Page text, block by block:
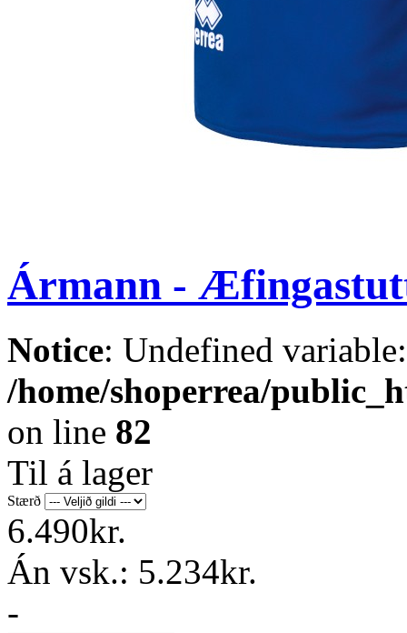
Ármann -
Notice: Undefined
/home/shoperrea/
on line 82
Til á lager
Stærð
6.490kr.
Án vsk.: 5.234kr.
-